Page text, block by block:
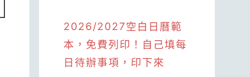
2026/2027空白日曆範
本，免費列印！自己填每
日待辦事項，印下來